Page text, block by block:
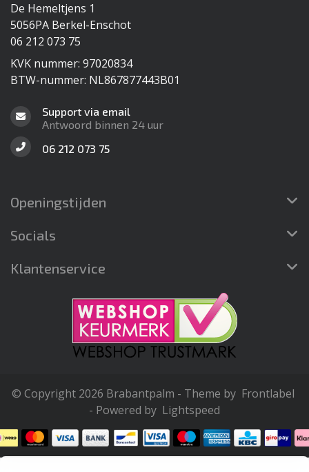
De Hemeltjens 1
5056PA Berkel-Enschot
06 212 073 75
KVK nummer: 97020834
BTW-nummer: NL867877443B01
Support via email
Antwoord binnen 24 uur
06 212 073 75
Openingstijden
Socials
Klantenservice
© Copyright 2026 Brabantpalm - Theme by Frontlabel
- Powered by Lightspeed